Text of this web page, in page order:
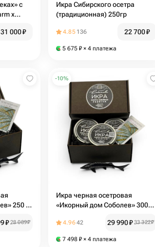
с
x
31 000₽
Икра Сибирского осетра
(традиционная) 250гр
4.85 136 22 700₽
5 675 ₽ × 4 платежа
250 гр
₽ 28 089₽
-10%
Икра черная осетровая
«Икорный дом Соболев» 300гр
коробке
4.9642 29 990₽ 33 322₽
7 498 ₽ × 4 платежа